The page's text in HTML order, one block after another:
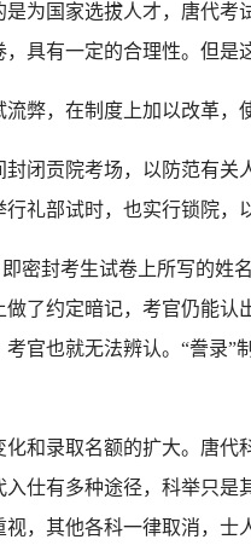
国家选拔人才，唐代考
，具有一定的合理性。但
，在制度上加以改革，使
贡院考场，以防范有关
礼部试时，也实行锁院
封考生试卷上所写的姓
了约定暗记，考官仍能认
官也就无法辨认。“誊录
录取名额的扩大。唐代
仕有多种途径，科举只
视，其他各科一律取消，